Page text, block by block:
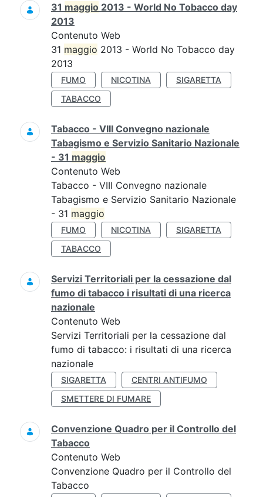
31 maggio 2013 - World No Tobacco day
2013
Contenuto Web
31 maggio 2013 - World No Tobacco day
2013
FUMO NICOTINA
SIGARETTA
TABACCO
Tabacco - VIII Convegno nazionale
Tabagismo e Servizio Sanitario Nazionale
- 31 maggio
Contenuto Web
Tabacco - VIII Convegno nazionale
Tabagismo e Servizio Sanitario Nazionale
- 31 maggio
FUMO NICOTINA
SIGARETTA
TABACCO
Servizi Territoriali per la cessazione dal
fumo di tabacco i risultati di una ricerca
nazionale
Contenuto Web
Servizi Territoriali per la cessazione dal
fumo di tabacco: i risultati di una ricerca
nazionale
SIGARETTA
CENTRI ANTIFUMO
SMETTERE DI FUMARE
Convenzione Quadro per il Controllo del
Tabacco
Contenuto Web
Convenzione Quadro per il Controllo del
Tabacco